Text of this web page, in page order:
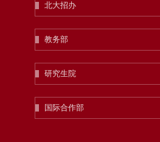
北大招办
教务部
研究生院
国际合作部